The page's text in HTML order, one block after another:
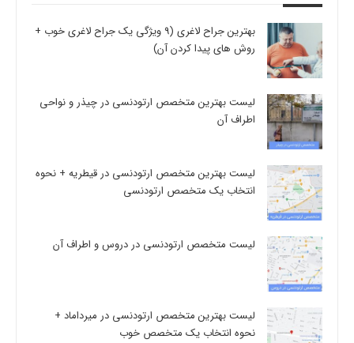
بهترین جراح لاغری (9 ویژگی یک جراح لاغری خوب +
روش های پیدا کردن آن)
لیست بهترین متخصص ارتودنسی در چیذر و نواحی
اطراف آن
لیست بهترین متخصص ارتودنسی در قیطریه + نحوه
انتخاب یک متخصص ارتودنسی
لیست متخصص ارتودنسی در دروس و اطراف آن
لیست بهترین متخصص ارتودنسی در میرداماد +
نحوه انتخاب یک متخصص خوب